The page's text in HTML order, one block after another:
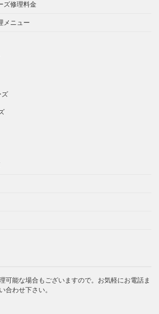
ズ修理料金
メニュー
ズ
可能な場合もございますので。お気軽にお電話ま
合わせ下さい。